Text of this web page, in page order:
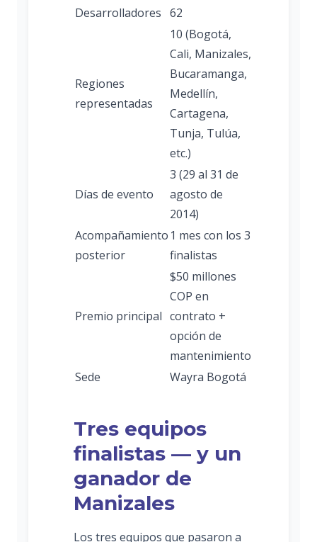
Desarrolladores 62
Regiones
representadas
10 (Bogotá,
Cali, Manizales,
Bucaramanga,
Medellín,
Cartagena,
Tunja, Tulúa,
etc.)
Días de evento
3 (29 al 31 de
agosto de
2014)
Acompañamiento
posterior
1 mes con los 3
finalistas
Premio principal
$50 millones
COP en
contrato +
opción de
mantenimiento
Sede
Wayra Bogotá
Tres equipos
finalistas — y un
ganador de
Manizales
Los tres equipos que pasaron a